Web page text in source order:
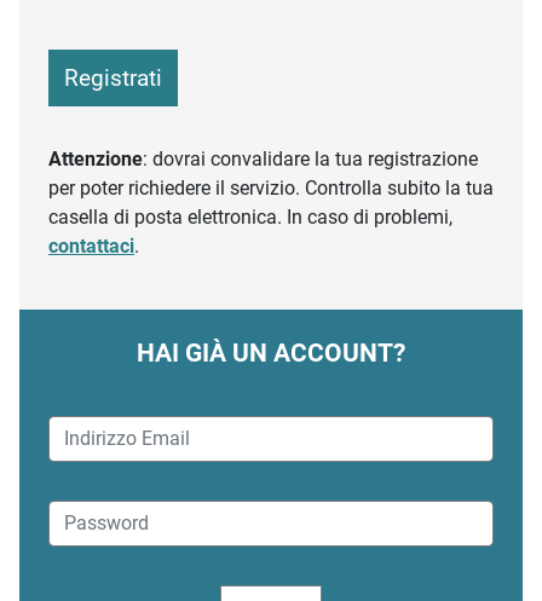
Registrati
Attenzione: dovrai convalidare la tua registrazione
per poter richiedere il servizio. Controlla subito la tua
casella di posta elettronica. In caso di problemi,
contattaci.
HAI GIÀ UN ACCOUNT?